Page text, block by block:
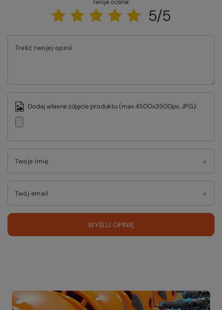
Twoja ocena:
5/5
Treść twojej opinii
Dodaj własne zdjęcie produktu (max 4500x3500px, JPG):
Twoje imię
Twój email
WYŚLIJ OPINIĘ